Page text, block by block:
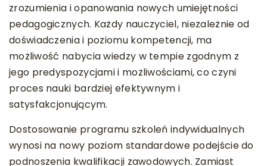
zrozumienia i opanowania nowych umiejętności
pedagogicznych. Każdy nauczyciel, niezależnie od
doświadczenia i poziomu kompetencji, ma
możliwość nabycia wiedzy w tempie zgodnym z
jego predyspozycjami i możliwościami, co czyni
proces nauki bardziej efektywnym i
satysfakcjonującym.
Dostosowanie programu szkoleń indywidualnych
wynosi na nowy poziom standardowe podejście do
podnoszenia kwalifikacji zawodowych. Zamiast